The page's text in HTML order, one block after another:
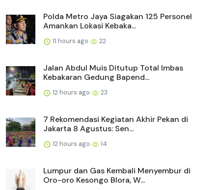
Polda Metro Jaya Siagakan 125 Personel
Amankan Lokasi Kebaka...
11 hours ago 22
Jalan Abdul Muis Ditutup Total Imbas
Kebakaran Gedung Bapend...
12 hours ago 23
7 Rekomendasi Kegiatan Akhir Pekan di
Jakarta 8 Agustus: Sen...
12 hours ago 14
Lumpur dan Gas Kembali Menyembur di
Oro-oro Kesongo Blora, W...